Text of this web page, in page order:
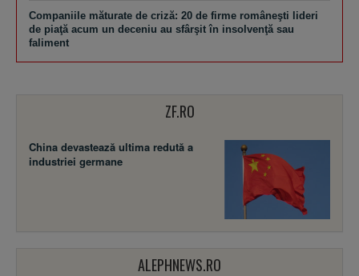
Companiile măturate de criză: 20 de firme româneşti lideri
de piaţă acum un deceniu au sfârşit în insolvenţă sau
faliment
ZF.RO
China devastează ultima redută a
industriei germane
ALEPHNEWS.RO